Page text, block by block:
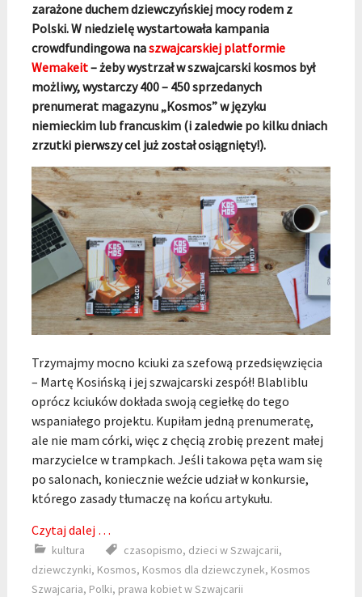
zarażone duchem dziewczyńskiej mocy rodem z
Polski. W niedzielę wystartowała kampania
crowdfundingowa naszwajcarskiej platformie
Wemakeit– żeby wystrzał w szwajcarski kosmos był
możliwy, wystarczy 400 – 450 sprzedanych
prenumerat magazynu „Kosmos” w języku
niemieckim lub francuskim (i zaledwie po kilku dniach
zrzutki pierwszy cel już został osiągnięty!).
Trzymajmy mocno kciuki za szefową przedsięwzięcia
– Martę Kosińską i jej szwajcarski zespół! Blabliblu
oprócz kciuków dokłada swoją cegiełkę do tego
wspaniałego projektu. Kupiłam jedną prenumeratę,
ale nie mam córki, więc z chęcią zrobię prezent małej
marzycielce w trampkach. Jeśli takowa pęta wam się
po salonach, koniecznie weźcie udział w konkursie,
którego zasady tłumaczę na końcu artykułu.
Czytaj dalej …
kultura czasopismo, dzieci w Szwajcarii,
dziewczynki, Kosmos, Kosmos dla dziewczynek, Kosmos
Szwajcaria, Polki, prawa kobiet w Szwajcarii